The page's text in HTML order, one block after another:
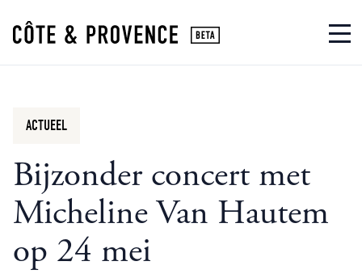
Bijzonder concert met
Micheline Van Hautem
op 24 mei
ACTUEEL